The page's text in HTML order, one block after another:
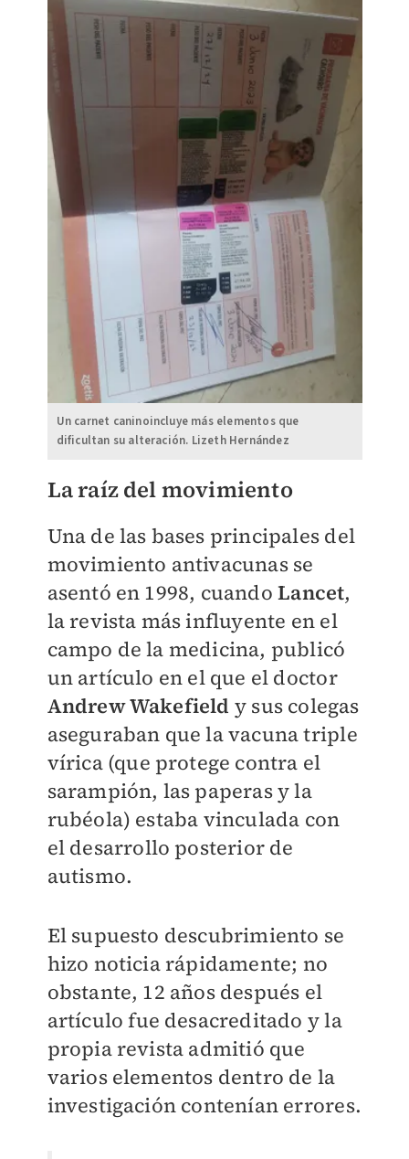
Un carnet caninoincluye más elementos que
dificultan su alteración. Lizeth Hernández
La raíz del movimiento
Una de las bases principales del
movimiento antivacunas se
asentó en 1998, cuandoLancet,
la revista más influyente en el
campo de la medicina, publicó
un artículo en el que el doctor
Andrew Wakefield y sus colegas
aseguraban que la vacuna triple
vírica (que protege contra el
sarampión, las paperas y la
rubéola) estaba vinculada con
el desarrollo posterior de
autismo.
El supuesto descubrimiento se
hizo noticia rápidamente; no
obstante, 12 años después el
artículo fue desacreditado y la
propia revista admitió que
varios elementos dentro de la
investigación contenían errores.